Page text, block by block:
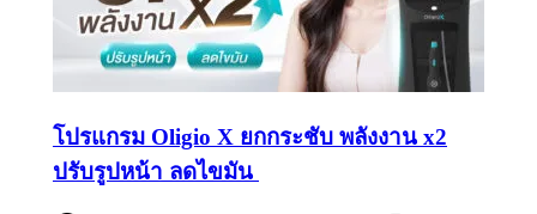
โปรแกรม Oligio X ยกกระชับ พลังงาน x2
ปรับรูปหน้า ลดไขมัน